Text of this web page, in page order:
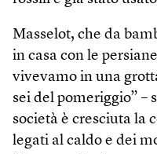
Masselot, che da
in casa con le
vivevamo in una
sei del pomeriggio” –
società è cresciuta la
legati al caldo e dei